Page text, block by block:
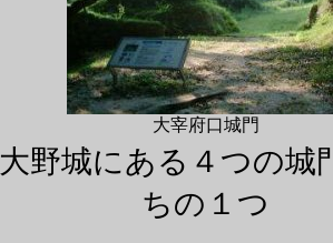
大宰府口城門
大野城にある４つの城
ちの１つ